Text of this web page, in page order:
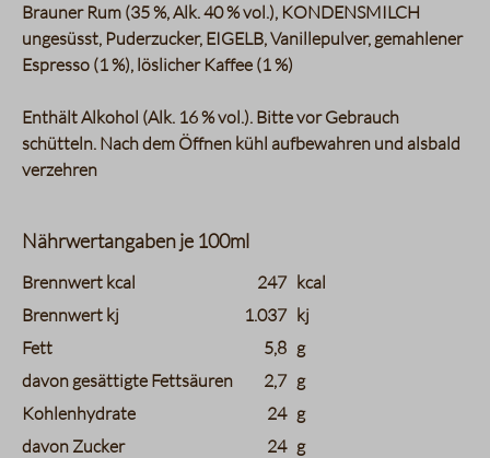
Brauner Rum (35 %, Alk. 40 % vol.), KONDENSMILCH
ungesüsst, Puderzucker, EIGELB, Vanillepulver, gemahlener
Espresso (1 %), löslicher Kaffee (1 %)
Enthält Alkohol (Alk. 16 % vol.). Bitte vor Gebrauch
schütteln. Nach dem Öffnen kühl aufbewahren und alsbald
verzehren
Nährwertangaben je 100ml
charts.nutritions.header_name charts.nutritions.header_value
Brennwert kcal 247 kcal
Brennwert kj
1.037 kj
Fett
5,8 g
davon gesättigte Fettsäuren
2,7 g
Kohlenhydrate
24 g
davon Zucker
24 g